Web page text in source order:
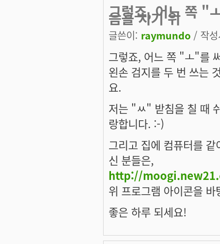
그렇죠, 어느 쪽 "
음을 치기 위
글쓴이: raymundo / 작
그렇죠, 어느 쪽 "ㅗ"를
왼손 검지를 두 번 쓰는
요.
저는 "ㅆ" 받침을 칠 때
랑합니다. :-)
그리고 집에 컴퓨터를
신 분들은,
http://
위 프로그램 아이콘을
좋은 하루 되세요!